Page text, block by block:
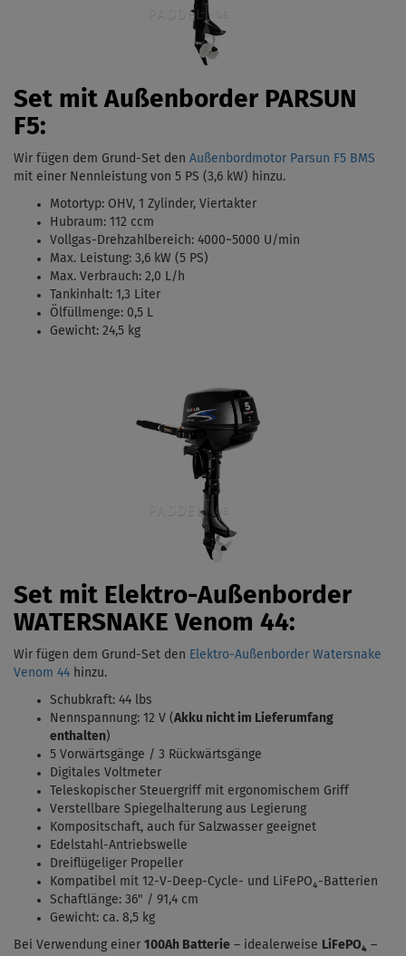
Set mit Außenborder PARSUN
F5:
Wir fügen dem Grund-Set den Außenbordmotor Parsun F5 BMS
mit einer Nennleistung von 5 PS (3,6 kW) hinzu.
Motortyp: OHV, 1 Zylinder, Viertakter
Hubraum: 112 ccm
Vollgas-Drehzahlbereich: 4000~5000 U/min
Max. Leistung: 3,6 kW (5 PS)
Max. Verbrauch: 2,0 L/h
Tankinhalt: 1,3 Liter
Ölfüllmenge: 0,5 L
Gewicht: 24,5 kg
Set mit Elektro-Außenborder
WATERSNAKE Venom 44:
Wir fügen dem Grund-Set den Elektro-Außenborder Watersnake
Venom 44 hinzu.
Schubkraft: 44 lbs
Nennspannung: 12 V (Akku nicht im Lieferumfang
enthalten)
5 Vorwärtsgänge / 3 Rückwärtsgänge
Digitales Voltmeter
Teleskopischer Steuergriff mit ergonomischem Griff
Verstellbare Spiegelhalterung aus Legierung
Kompositschaft, auch für Salzwasser geeignet
Edelstahl-Antriebswelle
Dreiflügeliger Propeller
Kompatibel mit 12-V-Deep-Cycle- und LiFePO₄-Batterien
Schaftlänge: 36" / 91,4 cm
Gewicht: ca. 8,5 kg
Bei Verwendung einer 100Ah Batterie – idealerweise LiFePO₄ –